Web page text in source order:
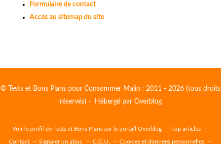
Formulaire de contact
Accès au sitemap du site
© Tests et Bons Plans pour Consommer Malin : 2011 - 2026 (tous droits
réservés) - Hébergé par Overblog
Voir le profil de Tests et Bons Plans sur le portail Overblog Top articles
Contact Signaler un abus C.G.U. Cookies et données personnelles